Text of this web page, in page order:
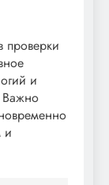
проверки
и
и